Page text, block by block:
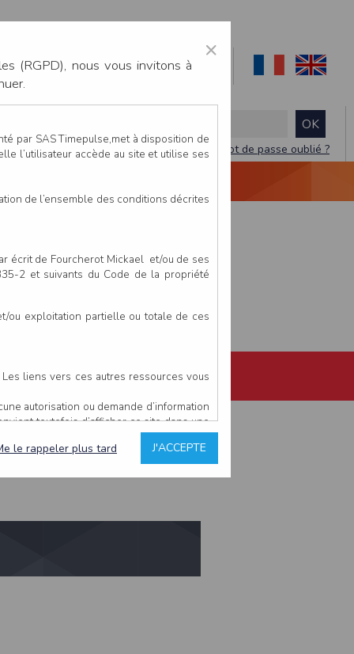
Mot de passe oublié ?
×
(RGPD), nous vous invitons à
par SAS Timepulse,met à disposition de
l’utilisateur accède au site et utilise ses
de l’ensemble des conditions décrites
écrit de Fourcherot Mickael et/ou de ses
2 et suivants du Code de la propriété
ou exploitation partielle ou totale de ces
liens vers ces autres ressources vous
autorisation ou demande d’information
toutefois d’afficher ce site dans une
estime non conforme à l’objet du site
sur ce site.
avoir fait l’objet de mises à jour. En
l’utilisateur, qui assume la totalité des
l’interprétation ou de l’utilisation des
J'ACCEPTE
le rappeler plus tard